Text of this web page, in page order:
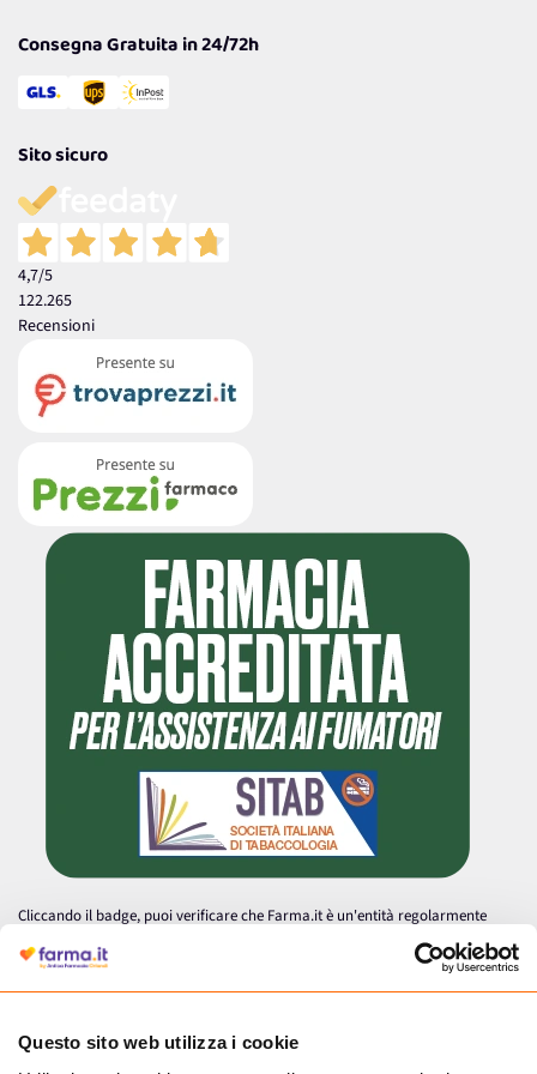
Questo sito web utilizza i cookie
Consegna Gratuita in 24/72h
Sito sicuro
4,7/5
122.265
Recensioni
Cliccando il badge, puoi verificare che Farma.it è un'entità regolarmente
autorizzata dal Ministero della Salute a effettuare la vendita online di
medicinali.